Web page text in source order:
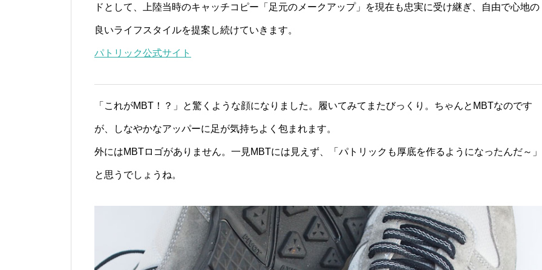
ドとして、上陸当時のキャッチコピー「足元のメークアップ」を現在も忠実に受け継ぎ、自由で心地の
良いライフスタイルを提案し続けていきます。
パトリック公式サイト
「これがMBT！？」と驚くような顔になりました。履いてみてまたびっくり。ちゃんとMBTなのです
が、しなやかなアッパーに足が気持ちよく包まれます。
外にはMBTロゴがありません。一見MBTには見えず、「パトリックも厚底を作るようになったんだ～」
と思うでしょうね。